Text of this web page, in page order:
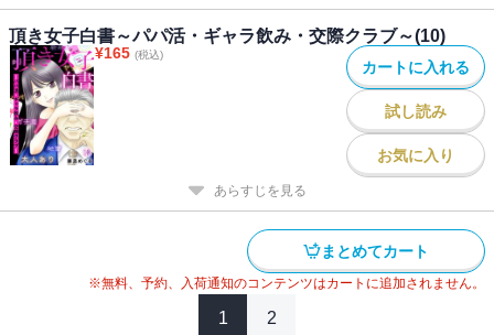
頂き女子白書～パパ活・ギャラ飲み・交際クラブ～(10)
¥165 (税込)
カートに入れる
試し読み
お気に入り
あらすじを見る
まとめてカート
※無料、予約、入荷通知のコンテンツはカートに追加されません。
1 2